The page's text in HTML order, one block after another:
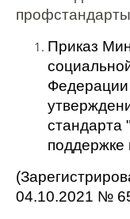
Приказ
стандарта
поддержке
04.10.2021 №